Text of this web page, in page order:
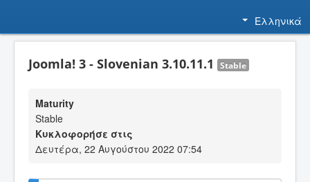
Ελληνικά
Joomla! 3 - Slovenian 3.10.11.1 Stable
Maturity
Stable
Κυκλοφορήσε στις
Δευτέρα, 22 Αυγούστου 2022 07:54